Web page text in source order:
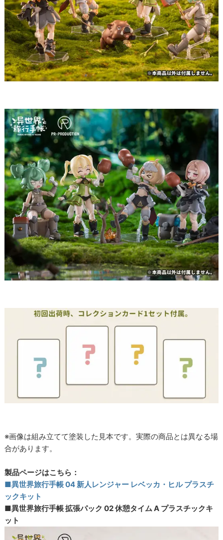
※画像は組み立てて塗装した見本です。実際の商品とは異なる場
合があります。
製品ページはこちら：
■異世界旅行手帳 04 新人レンジャー レベッカ・ヒル プラスチ
ックキット
■異世界旅行手帳 拡張パック 02 休憩タイム A プラスチックキ
ット